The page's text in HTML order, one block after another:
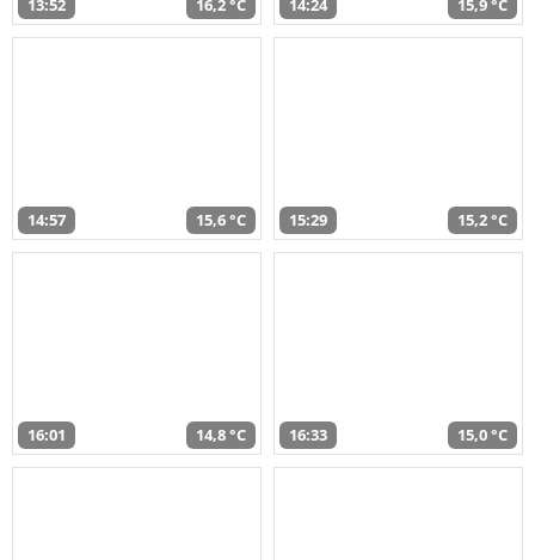
13:52 16,2 °C 14:24 15,9 °C
14:57 15,6 °C 15:29 15,2 °C
16:01 14,8 °C 16:33 15,0 °C